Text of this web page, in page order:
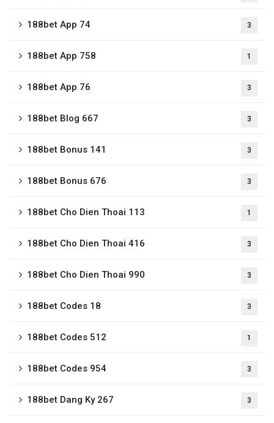
188bet App 74 3
188bet App 758 1
188bet App 76 3
188bet Blog 667 3
188bet Bonus 141 3
188bet Bonus 676 3
188bet Cho Dien Thoai 113 1
188bet Cho Dien Thoai 416 3
188bet Cho Dien Thoai 990 3
188bet Codes 18 3
188bet Codes 512 1
188bet Codes 954 3
188bet Dang Ky 267 3